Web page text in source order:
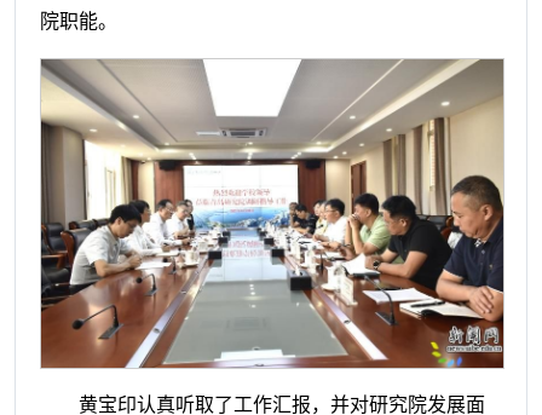
院职能。
黄宝印认真听取了工作汇报，并对研究院发展面